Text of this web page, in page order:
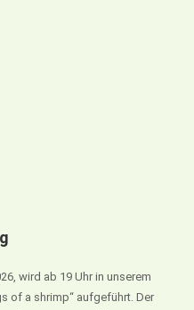
wird ab 19 Uhr in unserem
of a shrimp“ aufgeführt. Der